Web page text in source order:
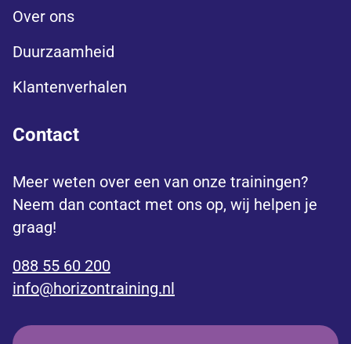
Over ons
Duurzaamheid
Klantenverhalen
Contact
Meer weten over een van onze trainingen?
Neem dan contact met ons op, wij helpen je
graag!
088 55 60 200
info@horizontraining.nl